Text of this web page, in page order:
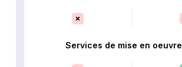
Services de mise en oeuvre